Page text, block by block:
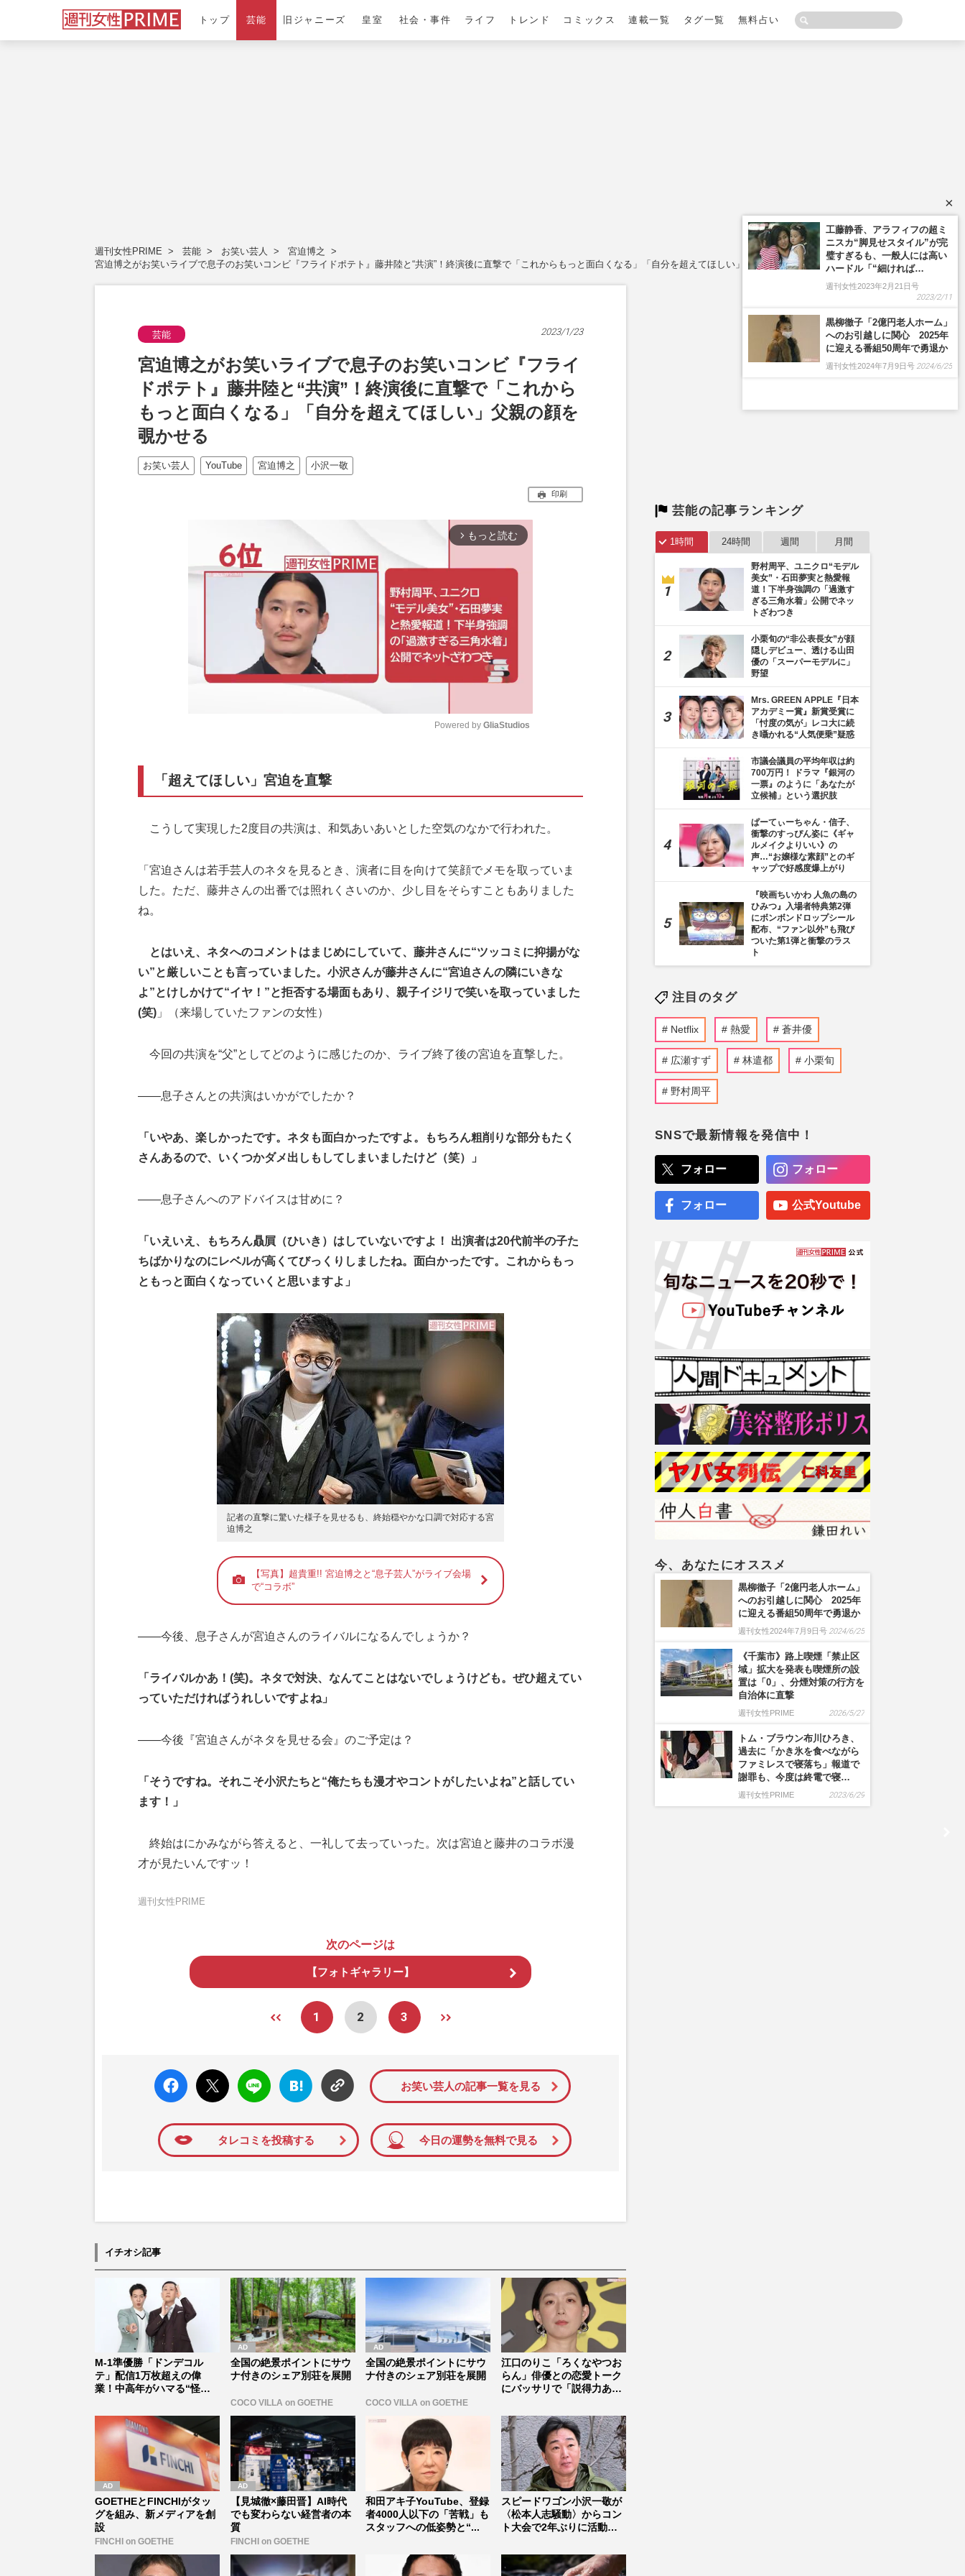
トップ 芸能 旧ジャニーズ 皇室 社会・事件 ライフ トレンド コミックス 連載一覧 タグ一覧 無料占い
週刊女性PRIME 芸能 お笑い芸人
宮迫博之
宮迫博之がお笑いライブで息子のお笑いコンビ『フライドポテト』藤井陸と“共演”！終演後に直撃で「これからもっと面白くなる」「自分を超えてほしい」父親の顔を覗かせる
芸能 2023/1/23
宮迫博之がお笑いライブで息子のお笑いコンビ『フライ
ドポテト』藤井陸と“共演”！終演後に直撃で「これから
もっと面白くなる」「自分を超えてほしい」父親の顔を
覗かせる
お笑い芸人 YouTube 宮迫博之 小沢一敬
印刷
arrow_forward_ios もっと読む
e
Powered by GliaStudios
「超えてほしい」宮迫を直撃
こうして実現した2度目の共演は、和気あいあいとした空気のなかで行われた。
「宮迫さんは若手芸人のネタを見るとき、演者に目を向けて笑顔でメモを取っていま
した。ただ、藤井さんの出番では照れくさいのか、少し目をそらすこともありました
ね。
とはいえ、ネタへのコメントはまじめにしていて、藤井さんに“ツッコミに抑揚がな
い”と厳しいことも言っていました。小沢さんが藤井さんに“宮迫さんの隣にいきな
よ”とけしかけて“イヤ！”と拒否する場面もあり、親子イジリで笑いを取っていました
(笑) 」（来場していたファンの女性）
今回の共演を“父”としてどのように感じたのか、ライブ終了後の宮迫を直撃した。
――息子さんとの共演はいかがでしたか？
「いやあ、楽しかったです。ネタも面白かったですよ。もちろん粗削りな部分もたく
さんあるので、いくつかダメ出しもしてしまいましたけど（笑）」
――息子さんへのアドバイスは甘めに？
「いえいえ、もちろん贔屓（ひいき）はしていないですよ！ 出演者は20代前半の子た
ちばかりなのにレベルが高くてびっくりしましたね。面白かったです。これからもっ
ともっと面白くなっていくと思いますよ」
記者の直撃に驚いた様子を見せるも、終始穏やかな口調で対応する宮
迫博之
【写真】超貴重!! 宮迫博之と“息子芸人”がライブ会場
で“コラボ”
――今後、息子さんが宮迫さんのライバルになるんでしょうか？
「ライバルかあ！(笑)。ネタで対決、なんてことはないでしょうけども。ぜひ超えてい
っていただければうれしいですよね」
――今後『宮迫さんがネタを見せる会』のご予定は？
「そうですね。それこそ小沢たちと“俺たちも漫才やコントがしたいよね”と話してい
ます！」
終始はにかみながら答えると、一礼して去っていった。次は宮迫と藤井のコラボ漫
才が見たいんですッ！
週刊女性PRIME
次のページは
【フォトギャラリー】
1 2 3
faceboo
k いい
ね
X ポス
ト
LINE
はてな
ブック
マーク
お笑い芸人の記事一覧を見る
タレコミを投稿する 今日の運勢を無料で見る
イチオシ記事
M-1準優勝「ドンデコル
テ」配信1万枚超えの偉
業！中高年がハマる“怪奇
全国の絶景ポイントにサウ
ナ付きのシェア別荘を展開
COCO VILLA on GOETHE
全国の絶景ポイントにサウ
ナ付きのシェア別荘を展開
COCO VILLA on GOETHE
江口のりこ「ろくなやつお
らん」俳優との恋愛トーク
にバッサリで「説得力あり
GOETHEとFINCHIがタッ
グを組み、新メディアを創
設
FINCHI on GOETHE
【見城徹×藤田晋】AI時代
でも変わらない経営者の本
質
FINCHI on GOETHE
和田アキ子YouTube、登録
者4000人以下の「苦戦」も
スタッフへの低姿勢と“...
スピードワゴン小沢一敬が
〈松本人志騒動〉からコン
ト大会で2年ぶりに活動再
芸能の記事ランキング
1時間 24時間 週間 月間
野村周平、ユニクロ“モデル
美女”・石田夢実と熱愛報
道！下半身強調の「過激す
ぎる三角水着」公開でネッ
トざわつき
小栗旬の“非公表長女”が顔
隠しデビュー、透ける山田
優の「スーパーモデルに」
野望
Mrs. GREEN APPLE『日本
アカデミー賞』新賞受賞に
「忖度の気が」レコ大に続
き囁かれる“人気便乗”疑惑
市議会議員の平均年収は約
700万円！ ドラマ『銀河の
一票』のように「あなたが
立候補」という選択肢
ぱーてぃーちゃん・信子、
衝撃のすっぴん姿に《ギャ
ルメイクよりいい》の
声…“お嬢様な素顔”とのギ
ャップで好感度爆上がり
『映画ちいかわ 人魚の島の
ひみつ』入場者特典第2弾
にボンボンドロップシール
配布、“ファン以外”も飛び
ついた第1弾と衝撃のラス
ト
注目のタグ
Netflix 熱愛 蒼井優
広瀬すず 林遣都 小栗旬
野村周平
SNSで最新情報を発信中！
フォロー フォロー
フォロー 公式Youtube
今、あなたにオススメ
黒柳徹子「2億円老人ホーム」
へのお引越しに関心 2025年
に迎える番組50周年で勇退か
週刊女性2024年7月9日号 2024/6/25
《千葉市》路上喫煙「禁止区
域」拡大を発表も喫煙所の設
置は「0」、分煙対策の行方を
自治体に直撃
週刊女性PRIME 2026/5/27
トム・ブラウン布川ひろき、
過去に「かき氷を食べながら
ファミレスで寝落ち」報道で
謝罪も、今度は終電で寝…
週刊女性PRIME 2023/6/29
×